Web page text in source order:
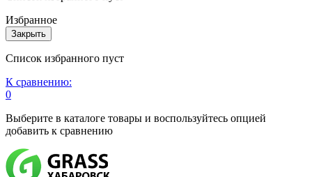
Избранное
Закрыть
Список избранного пуст
К сравнению:
0
Выберите в каталоге товары и воспользуйтесь опцией
добавить к сравнению